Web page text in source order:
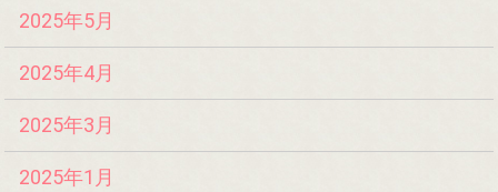
2025年5月
2025年4月
2025年3月
2025年1月